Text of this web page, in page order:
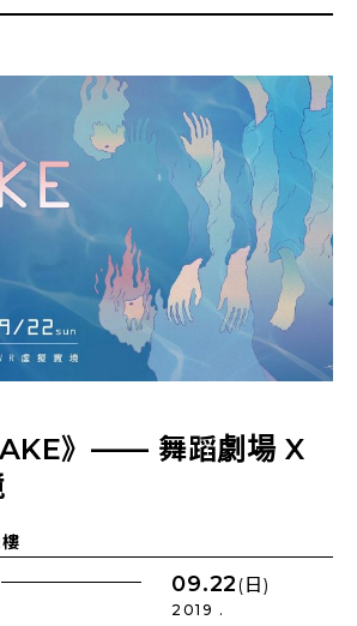
》—— 舞蹈劇場 X
09.22(日)
2019 .